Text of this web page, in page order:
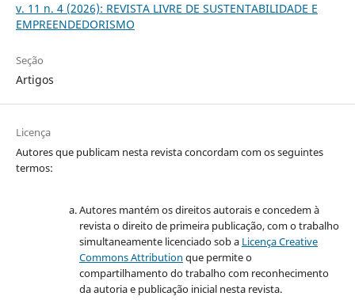
v. 11 n. 4 (2026): REVISTA LIVRE DE SUSTENTABILIDADE E
EMPREENDEDORISMO
Seção
Artigos
Licença
Autores que publicam nesta revista concordam com os seguintes
termos:
Autores mantém os direitos autorais e concedem à
revista o direito de primeira publicação, com o trabalho
simultaneamente licenciado sob a Licença Creative
Commons Attribution que permite o
compartilhamento do trabalho com reconhecimento
da autoria e publicação inicial nesta revista.